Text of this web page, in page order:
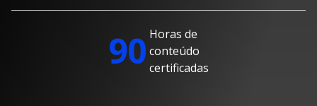
90 Horas de
conteúdo
certificadas